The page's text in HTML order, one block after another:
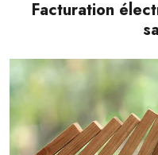
Facturation